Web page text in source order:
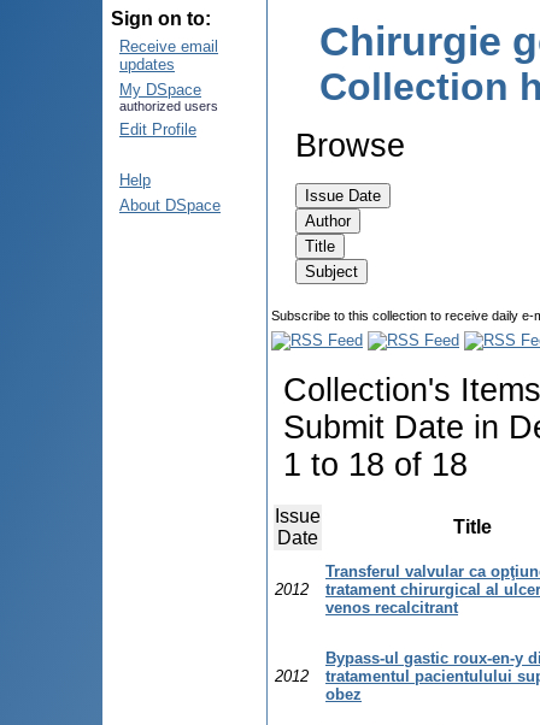
Sign on to:
Receive email
updates
My DSpace
authorized users
Edit Profile
Help
About DSpace
Chirurgie
Collection
Browse
Subscribe to this collection to receive daily
Collection's
Submit Date in
1 to 18 of 18
Issue
Date
Title
2012
Transferul valvular ca
tratament chirurgical al
venos recalcitrant
2012
Bypass-ul gastic roux-en-y
tratamentul pacientulului
obez